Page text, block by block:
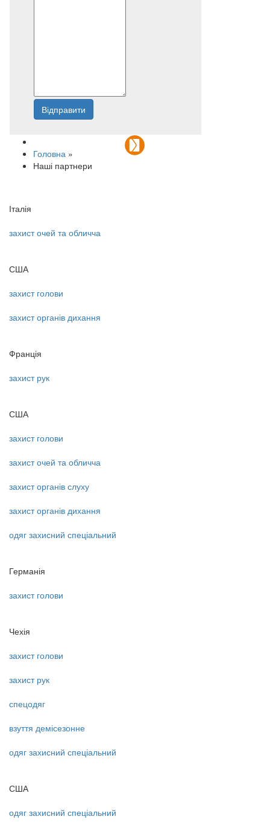
Відправити
Головна »
Наші партнери
Італія
захист очей та обличча
США
захист голови
захист органів дихання
Франція
захист рук
США
захист голови
захист очей та обличча
захист органів слуху
захист органів дихання
одяг захисний спеціальний
Германія
захист голови
Чехія
захист голови
захист рук
спецодяг
взуття демісезонне
одяг захисний спеціальний
США
одяг захисний спеціальний